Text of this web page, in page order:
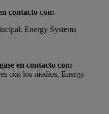
contacto con:
Energy Systems
en contacto con:
con los medios, Energy